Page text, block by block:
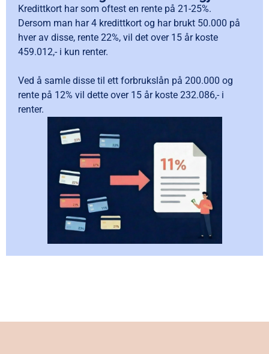
Kredittkort har som oftest en rente på 21-25%.
Dersom man har 4 kredittkort og har brukt 50.000 på
hver av disse, rente 22%, vil det over 15 år koste
459.012,- i kun renter.
Ved å samle disse til ett forbrukslån på 200.000 og
rente på 12% vil dette over 15 år koste 232.086,- i
renter.